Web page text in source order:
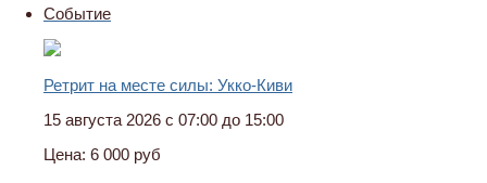
Событие
Ретрит на месте силы: Укко-Киви
15 августа 2026 с 07:00 до 15:00
Цена: 6 000 руб